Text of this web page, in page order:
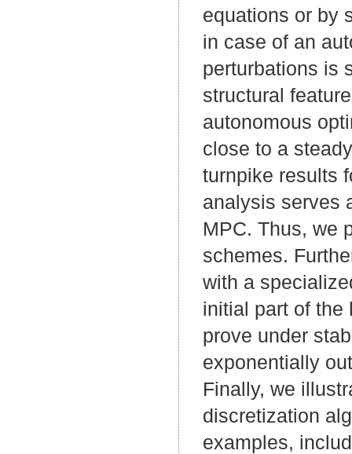
equations or by
in case of an
perturbations is
structural
autonomous
close to a
turnpike results
analysis serves
MPC. Thus, we
schemes.
with a
initial part of the
prove under
exponentially
Finally, we
discretization
examples,